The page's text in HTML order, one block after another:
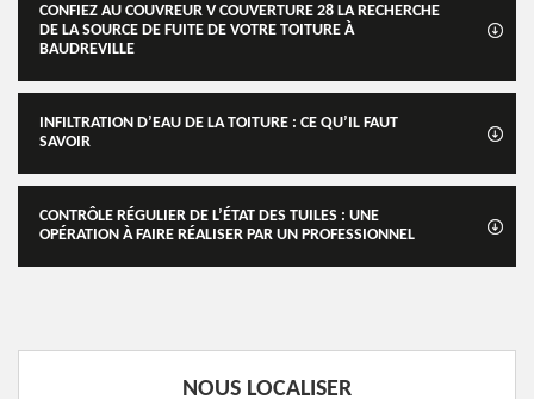
CONFIEZ AU COUVREUR V COUVERTURE 28 LA RECHERCHE
DE LA SOURCE DE FUITE DE VOTRE TOITURE À
BAUDREVILLE
INFILTRATION D’EAU DE LA TOITURE : CE QU’IL FAUT
SAVOIR
CONTRÔLE RÉGULIER DE L’ÉTAT DES TUILES : UNE
OPÉRATION À FAIRE RÉALISER PAR UN PROFESSIONNEL
NOUS LOCALISER